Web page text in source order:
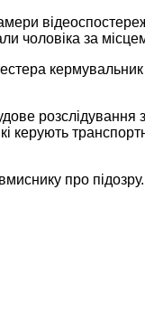
чоловіка за
кермувальник
керують
про підозру.